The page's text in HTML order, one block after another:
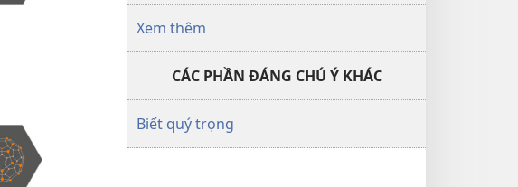
Xem thêm
CÁC PHẦN ĐÁNG CHÚ Ý KHÁC
Biết quý trọng